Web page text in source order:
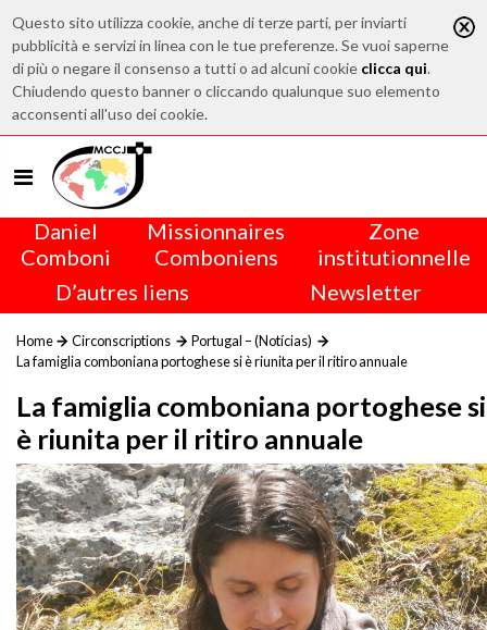
Questo sito utilizza cookie, anche di terze parti, per inviarti
pubblicità e servizi in linea con le tue preferenze. Se vuoi saperne
di più o negare il consenso a tutti o ad alcuni cookie clicca qui.
Chiudendo questo banner o cliccando qualunque suo elemento
acconsenti all'uso dei cookie.
Daniel
Comboni
Missionnaires
Comboniens
Zone
institutionnelle
D’autres liens
Newsletter
Home Circonscriptions
Portugal – (Notícias)
La famiglia comboniana portoghese si è riunita per il ritiro annuale
La famiglia comboniana portoghese si
è riunita per il ritiro annuale